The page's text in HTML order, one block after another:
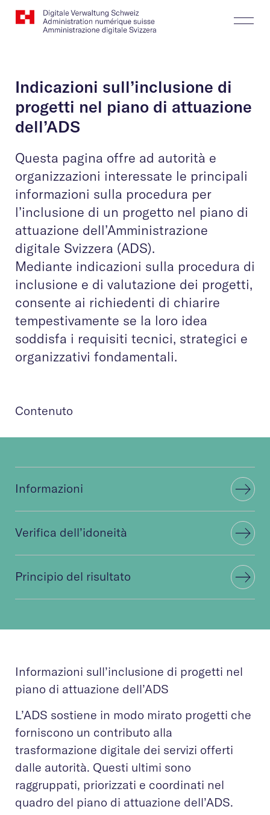
Website
Logo
Indicazioni sull’inclusione di
progetti nel piano di attuazione
dell’ADS
Questa pagina offre ad autorità e
organizzazioni interessate le principali
informazioni sulla procedura per
l’inclusione di un progetto nel piano di
attuazione dell’Amministrazione
digitale Svizzera (ADS).
Mediante indicazioni sulla procedura di
inclusione e di valutazione dei progetti,
consente ai richiedenti di chiarire
tempestivamente se la loro idea
soddisfa i requisiti tecnici, strategici e
organizzativi fondamentali.
Contenuto
Informazioni
Verifica dell’idoneità
Principio del risultato
Informazioni sull’inclusione di progetti nel
piano di attuazione dell’ADS
L’ADS sostiene in modo mirato progetti che
forniscono un contributo alla
trasformazione digitale dei servizi offerti
dalle autorità. Questi ultimi sono
raggruppati, priorizzati e coordinati nel
quadro del piano di attuazione dell’ADS.